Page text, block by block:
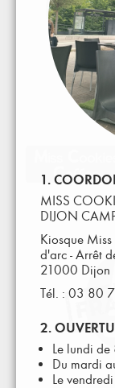
1.
MISS
DIJON
Kiosque
d'arc - Arrêt
21000 Dijon
Tél. : 03 80
2.
Le lundi
Du mardi
Le